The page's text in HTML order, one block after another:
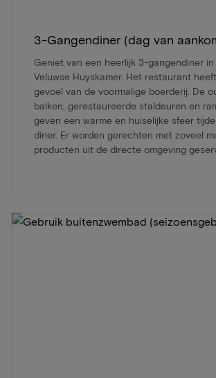
3-Gangendiner (dag van
Geniet van een heerlijk 3-gangendiner in
Veluwse Huyskamer. Het restaurant
gevoel van de voormalige boerderij. De
balken, gerestaureerde staldeuren en
geven een warme en huiselijke sfeer
diner. Er worden gerechten met zoveel
producten uit de directe omgeving